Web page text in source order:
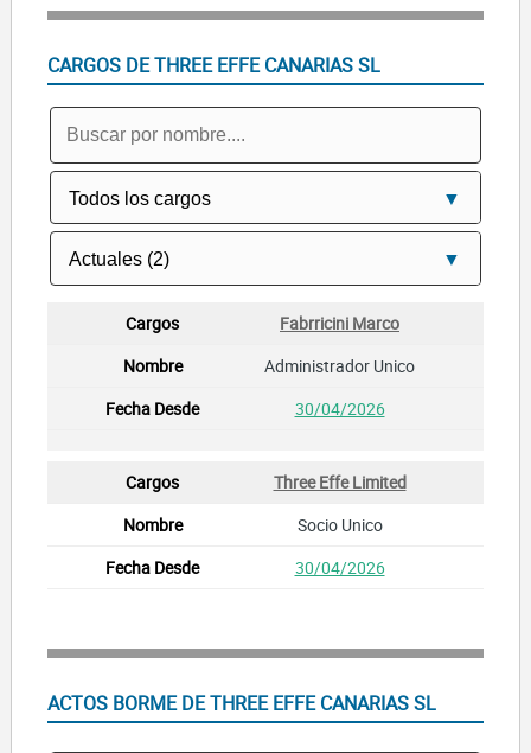
CARGOS DE THREE EFFE CANARIAS SL
Fabrricini Marco
Administrador Unico
30/04/2026
Three Effe Limited
Socio Unico
30/04/2026
ACTOS BORME DE THREE EFFE CANARIAS SL